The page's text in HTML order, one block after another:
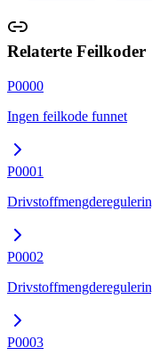
Relaterte Feilkoder
P0000
Ingen feilkode funnet
P0001
P0002
P0003